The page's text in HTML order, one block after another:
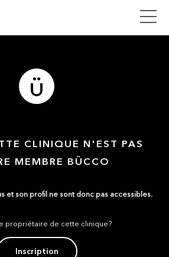
CLINIQUE N'EST PAS
MEMBRE BÜCCO
et son profil ne sont donc pas accessibles.
propriétaire de cette clinique?
Inscription